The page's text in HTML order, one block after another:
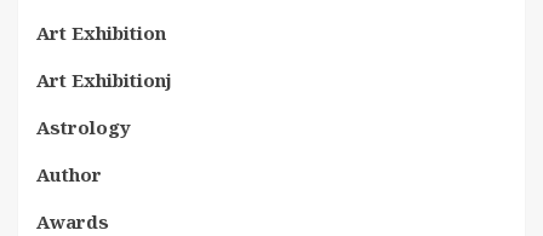
Art Exhibition
Art Exhibitionj
Astrology
Author
Awards